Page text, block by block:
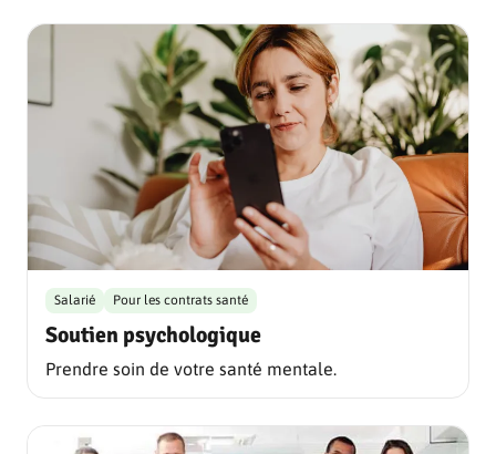
Soutien psychologique
Salarié Pour les contrats santé
Prendre soin de votre santé mentale.